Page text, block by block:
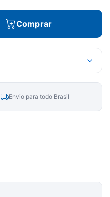
Comprar
Envio para todo Brasil